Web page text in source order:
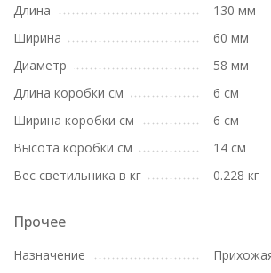
Длина
130 мм
Ширина
60 мм
Диаметр
58 мм
Длина коробки см
6 см
Ширина коробки см
6 см
Высота коробки см
14 см
Вес светильника в кг
0.228 кг
Прочее
Назначение